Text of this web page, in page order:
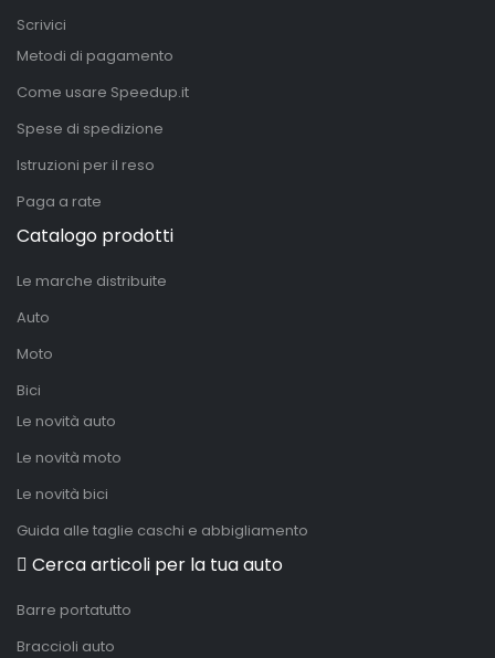
Scrivici
Metodi di pagamento
Come usare Speedup.it
Spese di spedizione
Istruzioni per il reso
Paga a rate
Catalogo prodotti
Le marche distribuite
Auto
Moto
Bici
Le novità auto
Le novità moto
Le novità bici
Guida alle taglie caschi e abbigliamento
Cerca articoli per la tua auto
Barre portatutto
Braccioli auto